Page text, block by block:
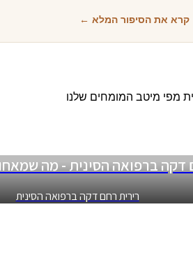
קרא את הסיפור המלא ←
מפי מיטב המומחים שלנו
דקה ברפואה הסינית - מה
רירית רחם דקה ברפואה הסינית